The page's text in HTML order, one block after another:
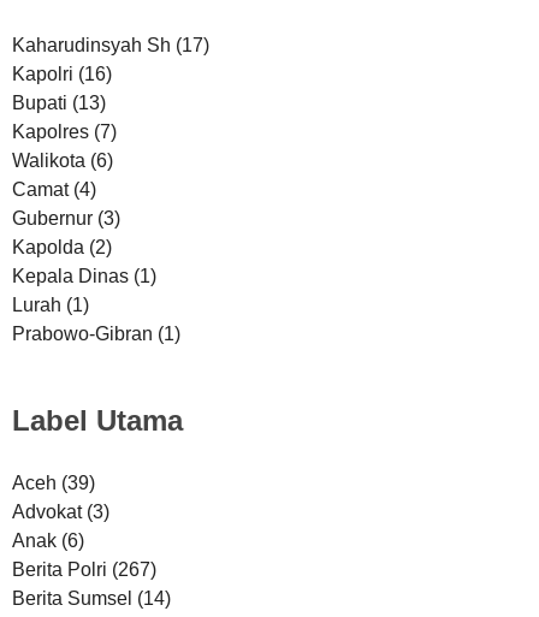
Kaharudinsyah Sh (17)
Kapolri (16)
Bupati (13)
Kapolres (7)
Walikota (6)
Camat (4)
Gubernur (3)
Kapolda (2)
Kepala Dinas (1)
Lurah (1)
Prabowo-Gibran (1)
Label Utama
Aceh (39)
Advokat (3)
Anak (6)
Berita Polri (267)
Berita Sumsel (14)